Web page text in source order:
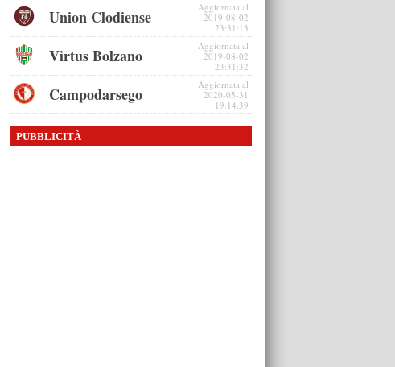
Union Clodiense
Aggiornata al
2019-08-02
23:31:13
Virtus Bolzano
Aggiornata al
2019-08-02
23:31:32
Campodarsego
Aggiornata al
2020-05-31
19:14:39
PUBBLICITÀ